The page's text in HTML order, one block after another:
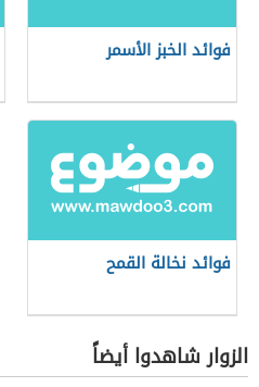
فوائد الخبز الأسمر
فوائد نخالة القمح
الزوار شاهدوا أيضاً